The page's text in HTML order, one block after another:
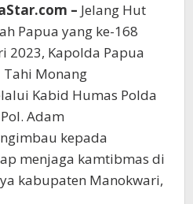
– Jelang Hut
Papua yang ke-168
2023, Kapolda Papua
Tahi Monang
Kabid Humas Polda
Adam
kepada
menjaga kamtibmas di
kabupaten Manokwari,